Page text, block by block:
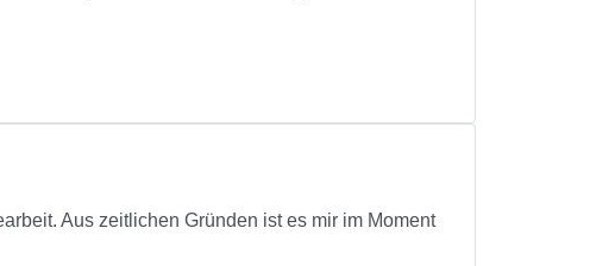
Aus zeitlichen Gründen ist es mir im Moment